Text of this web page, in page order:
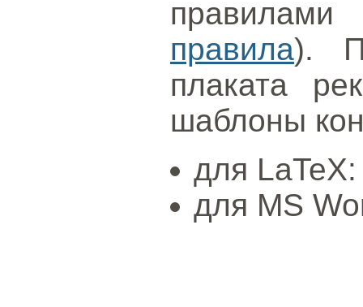
правила).
плаката
шаблоны
для
для MS